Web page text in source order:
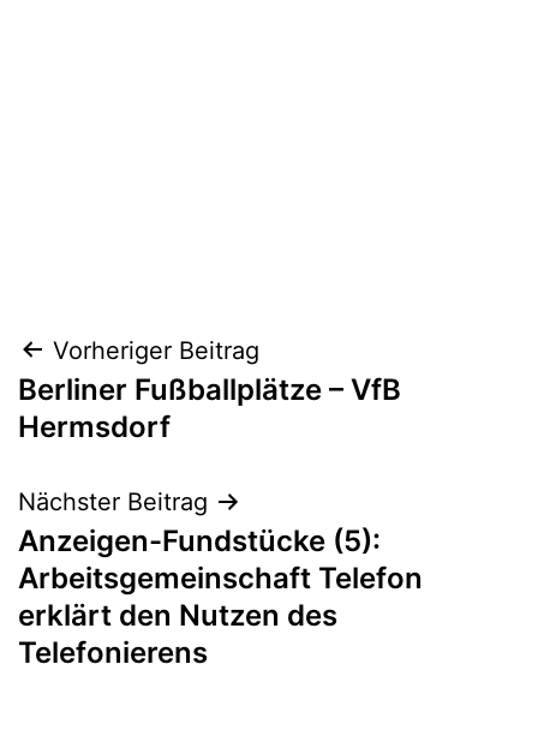
Beitragsnavigation
Vorheriger Beitrag
Berliner Fußballplätze – VfB
Hermsdorf
Nächster Beitrag
Anzeigen-Fundstücke (5):
Arbeitsgemeinschaft Telefon
erklärt den Nutzen des
Telefonierens